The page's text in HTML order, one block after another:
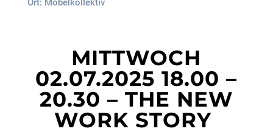
Ort: Möbelkollektiv
MITTWOCH
02.07.2025 18.00 –
20.30 – THE NEW
WORK STORY